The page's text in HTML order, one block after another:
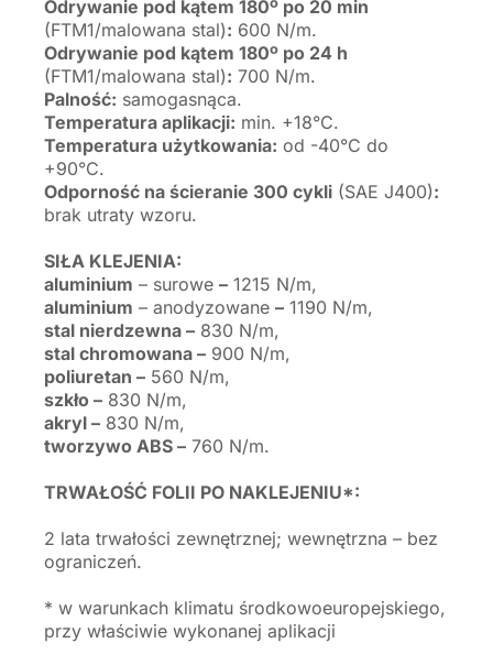
Odrywanie pod kątem 180º po 20 min
(FTM1/malowana stal): 600 N/m.
Odrywanie pod kątem 180º po 24 h
(FTM1/malowana stal): 700 N/m.
Palność: samogasnąca.
Temperatura aplikacji: min. +18°C.
Temperatura użytkowania: od -40°C do
+90°C.
Odporność na ścieranie 300 cykli (SAE J400):
brak utraty wzoru.
SIŁA KLEJENIA:
aluminium – surowe – 1215 N/m,
aluminium – anodyzowane – 1190 N/m,
stal nierdzewna – 830 N/m,
stal chromowana – 900 N/m,
poliuretan – 560 N/m,
szkło – 830 N/m,
akryl – 830 N/m,
tworzywo ABS – 760 N/m.
TRWAŁOŚĆ FOLII PO NAKLEJENIU*:
2 lata trwałości zewnętrznej; wewnętrzna – bez
ograniczeń.
* w warunkach klimatu środkowoeuropejskiego,
przy właściwie wykonanej aplikacji